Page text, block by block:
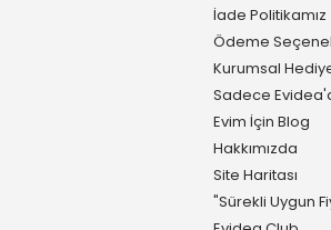
İade Politikamız
Ödeme
Kurumsal
Sadece
Evim İçin Blog
Hakkımızda
Site Haritası
"Sürekli Uygun